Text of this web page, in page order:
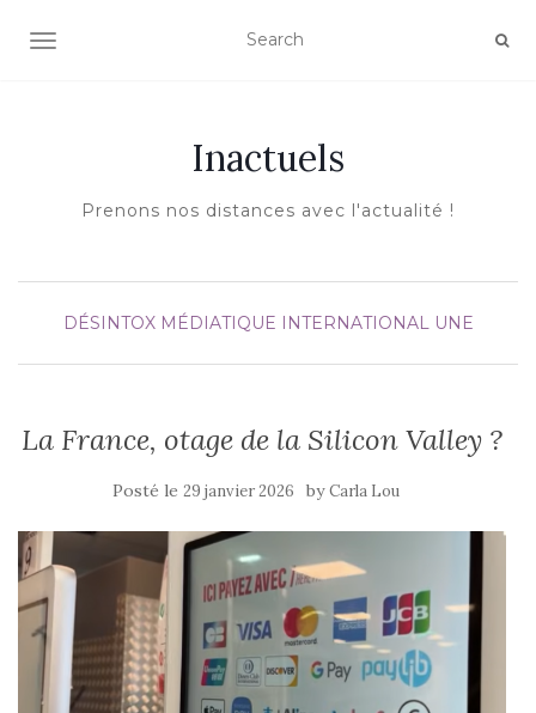
AFFICHER/MASQUER LA NAVIGATION
Inactuels
Prenons nos distances avec l'actualité !
DÉSINTOX MÉDIATIQUE INTERNATIONAL UNE
La France, otage de la Silicon Valley ?
Posté le 29 janvier 2026 byCarla Lou